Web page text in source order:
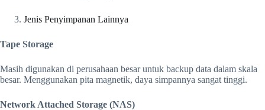
Jenis Penyimpanan Lainnya
Tape Storage
Masih digunakan di perusahaan besar untuk backup data dalam skala
besar. Menggunakan pita magnetik, daya simpannya sangat tinggi.
Network Attached Storage (NAS)